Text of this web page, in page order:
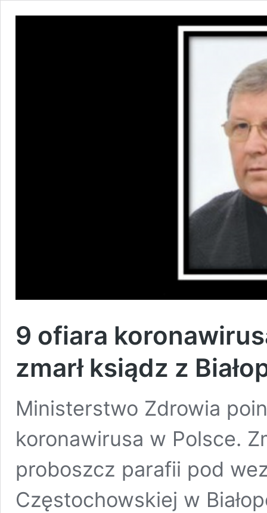
9 ofiara
zmarł ksiądz z
Ministerstwo Zdrowia
koronawirusa w Polsce.
proboszcz parafii pod
Częstochowskiej w